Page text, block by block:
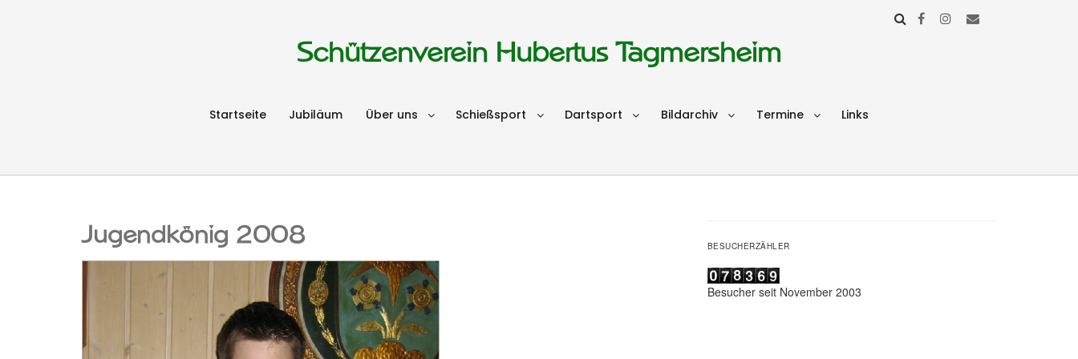
Schützenverein Hubertus Tagmersheim
Startseite Jubiläum Über uns Schießsport Dartsport Bildarchiv Termine Links
Jugendkönig 2008 BESUCHERZÄHLER
Besucher seit November 2003